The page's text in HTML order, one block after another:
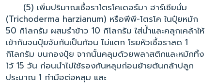
(5) เพิ่มปริมาณเชื้อราไตรโคเดอร์มา ฮาร์เซียนั่ม
(Trichoderma harzianum) หรือพีพี-ไตรโค ในปุ๋ยหมัก
50 กิโลกรัม ผสมรำข้าว 10 กิโลกรัม ใส่น้ำและคลุกเคล้าให้
เข้ากันจนปุ๋ยจับกันเป็นก้อน ไม่แตก โรยหัวเชื้อราสด 1
กิโลกรัม บนกองปุ๋ย จากนั้นคลุมด้วยพลาสติกและหมักทิ้ง
ไว้ 15 วัน ก่อนนำไปใช้รองก้นหลุมก่อนย้ายต้นกล้าปลูก
ประมาณ 1 กำมือต่อหลุม และ